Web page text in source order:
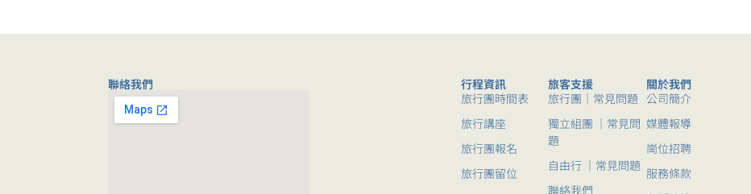
聯絡我們
行程資訊
旅行團時間表
旅行講座
旅行團報名
旅行團留位
旅客支援
旅行團｜常見問題
獨立組團 ｜常見問
題
自由行 ｜常見問題
聯絡我們
關於我們
公司簡介
媒體報導
崗位招聘
服務條款